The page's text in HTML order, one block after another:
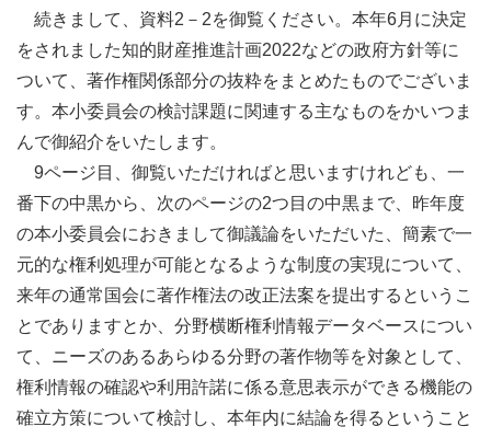
続きまして、資料2－2を御覧ください。本年6月に決定
をされました知的財産推進計画2022などの政府方針等に
ついて、著作権関係部分の抜粋をまとめたものでございま
す。本小委員会の検討課題に関連する主なものをかいつま
んで御紹介をいたします。
9ページ目、御覧いただければと思いますけれども、一
番下の中黒から、次のページの2つ目の中黒まで、昨年度
の本小委員会におきまして御議論をいただいた、簡素で一
元的な権利処理が可能となるような制度の実現について、
来年の通常国会に著作権法の改正法案を提出するというこ
とでありますとか、分野横断権利情報データベースについ
て、ニーズのあるあらゆる分野の著作物等を対象として、
権利情報の確認や利用許諾に係る意思表示ができる機能の
確立方策について検討し、本年内に結論を得るということ